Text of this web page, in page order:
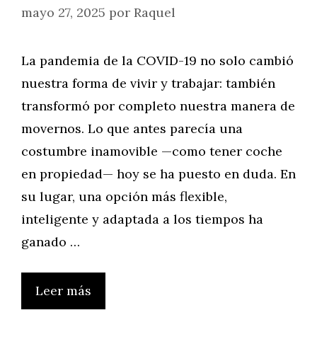
mayo 27, 2025 por Raquel
La pandemia de la COVID-19 no solo cambió
nuestra forma de vivir y trabajar: también
transformó por completo nuestra manera de
movernos. Lo que antes parecía una
costumbre inamovible —como tener coche
en propiedad— hoy se ha puesto en duda. En
su lugar, una opción más flexible,
inteligente y adaptada a los tiempos ha
ganado …
Leer más